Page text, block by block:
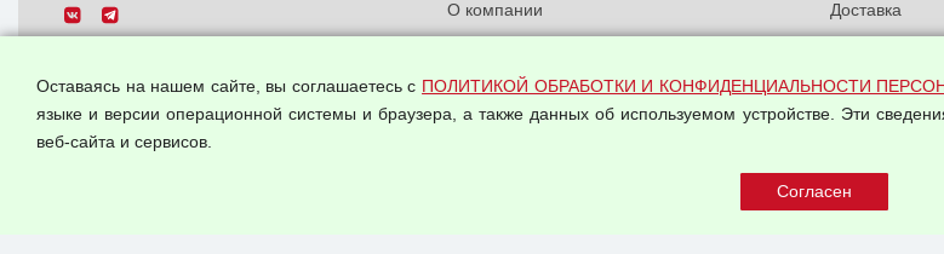
Все права защищены.
О компании
данных
Доставка
Оплата и
Оставаясь на нашем сайте, вы соглашаетесь с ПОЛИТИКОЙ ОБРАБОТКИ И КОНФИДЕНЦИАЛЬНОСТИ
языке и версии операционной системы и браузера, а также данных об используемом устройстве. Эти
веб-сайта и сервисов.